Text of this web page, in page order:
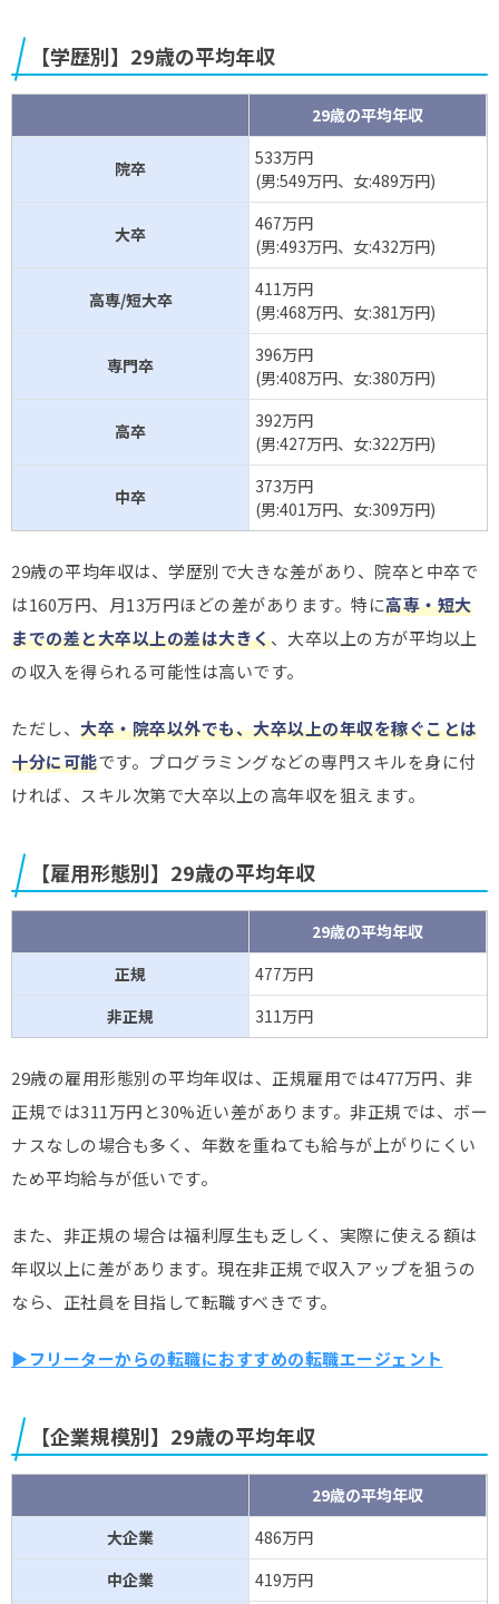
【学歴別】29歳の平均年収
29歳の平均年収
院卒
533万円
(男:549万円、女:489万円)
大卒
467万円
(男:493万円、女:432万円)
高専/短大卒
411万円
(男:468万円、女:381万円)
専門卒
396万円
(男:408万円、女:380万円)
高卒
392万円
(男:427万円、女:322万円)
中卒
373万円
(男:401万円、女:309万円)
29歳の平均年収は、学歴別で大きな差があり、院卒と中卒で
は160万円、月13万円ほどの差があります。特に高専・短大
までの差と大卒以上の差は大きく、大卒以上の方が平均以上
の収入を得られる可能性は高いです。
ただし、 大卒・院卒以外でも、大卒以上の年収を稼ぐことは
十分に可能です。プログラミングなどの専門スキルを身に付
ければ、スキル次第で大卒以上の高年収を狙えます。
【雇用形態別】29歳の平均年収
29歳の平均年収
正規
477万円
非正規
311万円
29歳の雇用形態別の平均年収は、正規雇用では477万円、非
正規では311万円と30%近い差があります。非正規では、ボー
ナスなしの場合も多く、年数を重ねても給与が上がりにくい
ため平均給与が低いです。
また、非正規の場合は福利厚生も乏しく、実際に使える額は
年収以上に差があります。現在非正規で収入アップを狙うの
なら、正社員を目指して転職すべきです。
▶フリーターからの転職におすすめの転職エージェント
【企業規模別】29歳の平均年収​
29歳の平均年収
大企業
486万円
中企業
419万円